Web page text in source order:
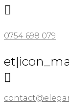

0754 698 079
